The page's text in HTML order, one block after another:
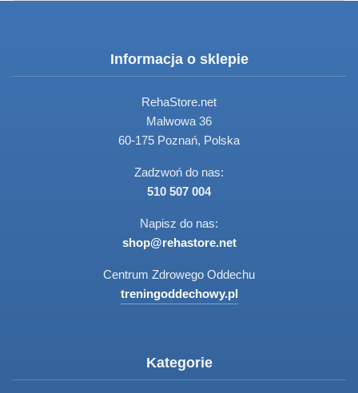
Informacja o sklepie
RehaStore.net
Malwowa 36
60-175 Poznań, Polska
Zadzwoń do nas:
510 507 004
Napisz do nas:
shop@rehastore.net
Centrum Zdrowego Oddechu
treningoddechowy.pl
Kategorie